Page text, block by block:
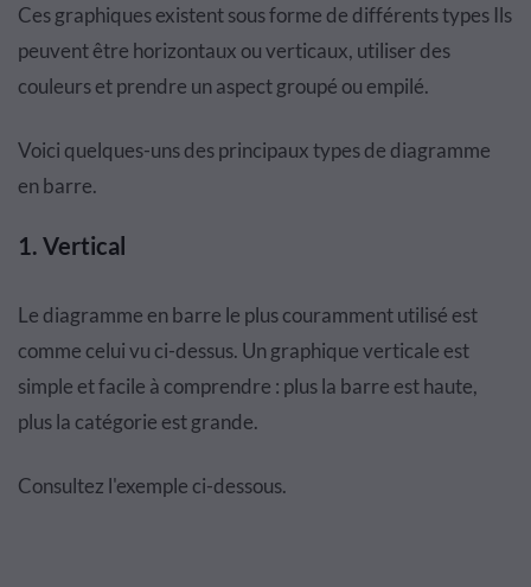
Ces graphiques existent sous forme de différents types Ils
peuvent être horizontaux ou verticaux, utiliser des
couleurs et prendre un aspect groupé ou empilé.
Voici quelques-uns des principaux types de diagramme
en barre.
1. Vertical
Le diagramme en barre le plus couramment utilisé est
comme celui vu ci-dessus. Un graphique verticale est
simple et facile à comprendre : plus la barre est haute,
plus la catégorie est grande.
Consultez l'exemple ci-dessous.